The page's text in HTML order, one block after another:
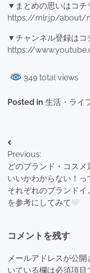
▼まとめの思いはコチ
https://mlr.jp/about/
▼チャンネル登録はコ
https://
349 total views
Posted in 生活・ライ
投
稿
ナ
ビ
ー
シ
Previous:
どのブランド・コスメ
いいかわからない！っ
それぞれのブランドイ
を参考にしてみて
コメントを残す
メールアドレスが公開
いている欄は必須項目